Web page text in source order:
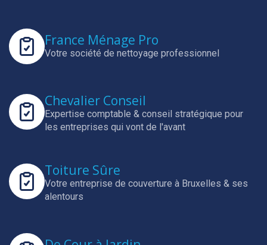
France Ménage Pro
Votre société de nettoyage professionnel
Chevalier Conseil
Expertise comptable & conseil stratégique pour
les entreprises qui vont de l'avant
Toiture Sûre
Votre entreprise de couverture à Bruxelles & ses
alentours